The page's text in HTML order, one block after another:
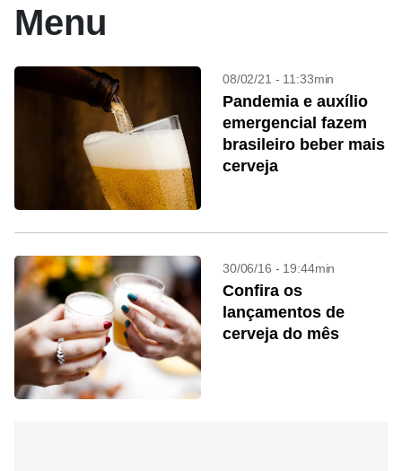
Menu
08/02/21 - 11:33min
Pandemia e auxílio
emergencial fazem
brasileiro beber mais
cerveja
30/06/16 - 19:44min
Confira os
lançamentos de
cerveja do mês